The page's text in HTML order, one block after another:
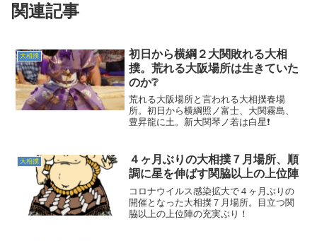
関連記事
大相撲
初日から横綱２大関敗れる大相
撲。荒れる大阪場所は生きていた
のか❔
荒れる大阪場所と言われる大相撲春場
所。初日から横綱照ノ富士、大関霧島、
豊昇龍に土。新大関琴ノ若は白星❗
大相撲
４ヶ月ぶりの大相撲７月場所、順
調に星を伸ばす関脇以上の上位陣
コロナウイルス感染拡大で４ヶ月ぶりの
開催となった大相撲７月場所。目立つ関
脇以上の上位陣の充実ぶり！